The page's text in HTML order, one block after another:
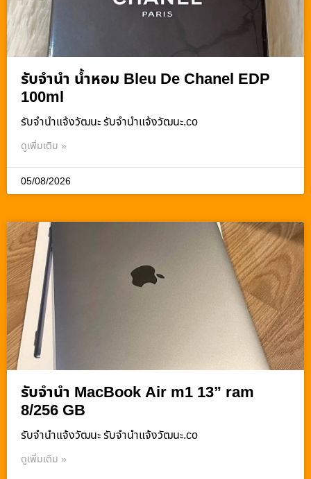
รับจำนำ น้ำหอม Bleu De Chanel EDP
100ml
รับจํานําแจ้งวัฒนะ รับจํานําแจ้งวัฒนะ.co
ดูเพิ่มเติม »
05/08/2026
รับจำนำ MacBook Air m1 13” ram
8/256 GB
รับจํานําแจ้งวัฒนะ รับจํานําแจ้งวัฒนะ.co
ดูเพิ่มเติม »